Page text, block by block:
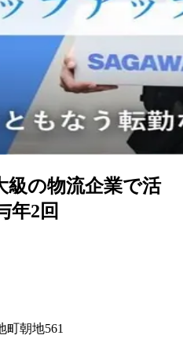
級の物流企業で活
年2回
町朝地561